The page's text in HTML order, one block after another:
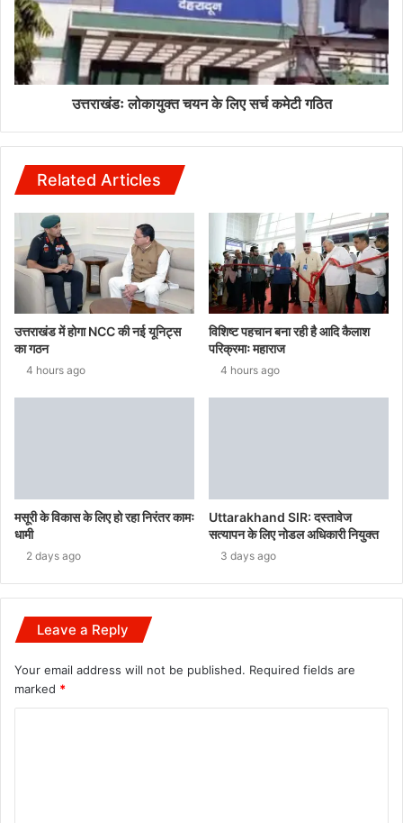
उत्तराखंडः लोकायुक्त चयन के लिए सर्च कमेटी गठित
Related Articles
उत्तराखंड में होगा NCC की नई यूनिट्स
का गठन
4 hours ago
विशिष्ट पहचान बना रही है आदि कैलाश
परिक्रमाः महाराज
4 hours ago
मसूरी के विकास के लिए हो रहा निरंतर कामः
धामी
2 days ago
Uttarakhand SIR: दस्तावेज
सत्यापन के लिए नोडल अधिकारी नियुक्त
3 days ago
Leave a Reply
Your email address will not be published. Required fields are
marked *